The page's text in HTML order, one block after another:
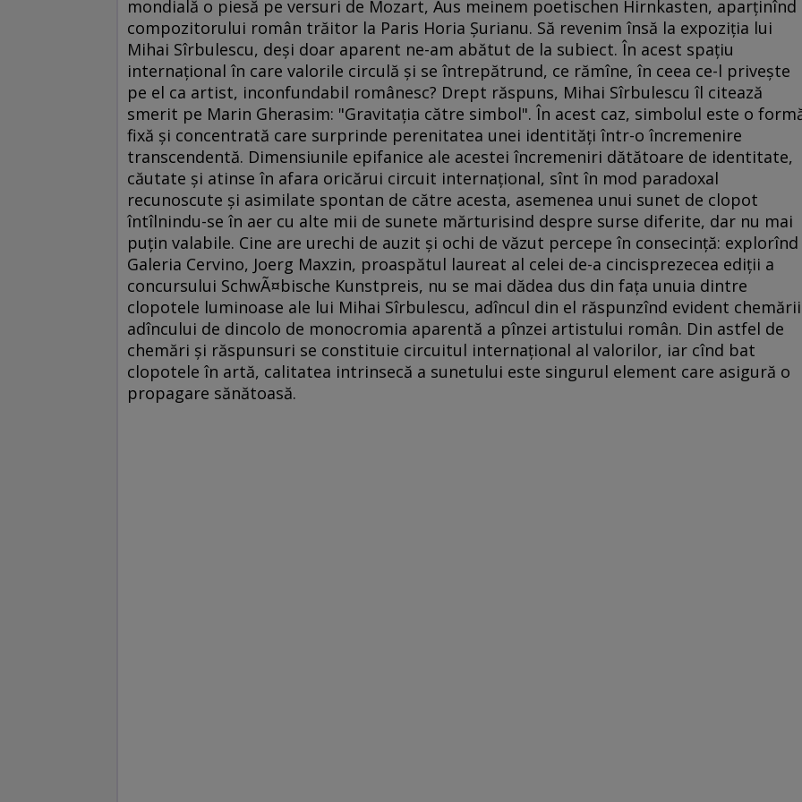
mondială o piesă pe versuri de Mozart, Aus meinem poetischen Hirnkasten, aparţinînd
compozitorului român trăitor la Paris Horia Şurianu. Să revenim însă la expoziţia lui
Mihai Sîrbulescu, deşi doar aparent ne-am abătut de la subiect. În acest spaţiu
internaţional în care valorile circulă şi se întrepătrund, ce rămîne, în ceea ce-l priveşte
pe el ca artist, inconfundabil românesc? Drept răspuns, Mihai Sîrbulescu îl citează
smerit pe Marin Gherasim: "Gravitaţia către simbol". În acest caz, simbolul este o
fixă şi concentrată care surprinde perenitatea unei identităţi într-o încremenire
transcendentă. Dimensiunile epifanice ale acestei încremeniri dătătoare de identitate,
căutate şi atinse în afara oricărui circuit internaţional, sînt în mod paradoxal
recunoscute şi asimilate spontan de către acesta, asemenea unui sunet de clopot
întîlnindu-se în aer cu alte mii de sunete mărturisind despre surse diferite, dar nu mai
puţin valabile. Cine are urechi de auzit şi ochi de văzut percepe în consecinţă: explorînd
Galeria Cervino, Joerg Maxzin, proaspătul laureat al celei de-a cincisprezecea ediţii a
concursului SchwÃ¤bische Kunstpreis, nu se mai dădea dus din faţa unuia dintre
clopotele luminoase ale lui Mihai Sîrbulescu, adîncul din el răspunzînd evident chemării
adîncului de dincolo de monocromia aparentă a pînzei artistului român. Din astfel de
chemări şi răspunsuri se constituie circuitul internaţional al valorilor, iar cînd bat
clopotele în artă, calitatea intrinsecă a sunetului este singurul element care asigură o
propagare sănătoasă.